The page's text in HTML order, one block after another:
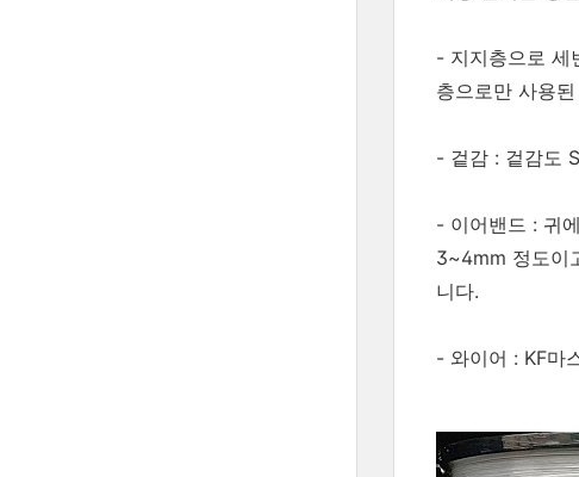
- 지지층으로 세
층으로만 사용
- 겉감 : 겉감도
- 이어밴드 : 귀
3~4mm 정도이
니다.
- 와이어 : KF마